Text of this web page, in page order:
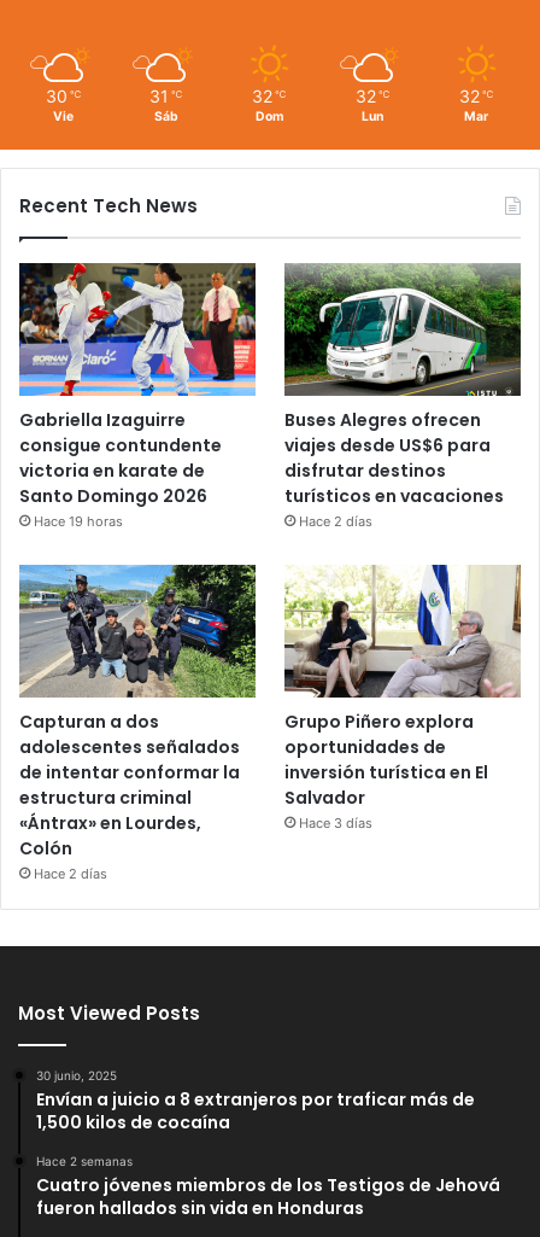
30 ℃
Vie
31 ℃
Sáb
32 ℃
Dom
32 ℃
Lun
32 ℃
Mar
Recent Tech News
Gabriella Izaguirre
consigue contundente
victoria en karate de
Santo Domingo 2026
Hace 19 horas
Buses Alegres ofrecen
viajes desde US$6 para
disfrutar destinos
turísticos en vacaciones
Hace 2 días
Capturan a dos
adolescentes señalados
de intentar conformar la
estructura criminal
«Ántrax» en Lourdes,
Colón
Hace 2 días
Grupo Piñero explora
oportunidades de
inversión turística en El
Salvador
Hace 3 días
Most Viewed Posts
30 junio, 2025
Envían a juicio a 8 extranjeros por traficar más de
1,500 kilos de cocaína
Hace 2 semanas
Cuatro jóvenes miembros de los Testigos de Jehová
fueron hallados sin vida en Honduras